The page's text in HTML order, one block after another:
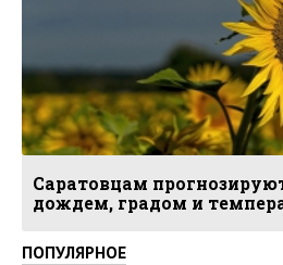
Саратовцам
дождем, градом и
ПОПУЛЯРНОЕ